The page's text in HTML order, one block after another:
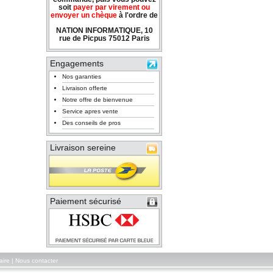
soit payer par virement ou
envoyer un chèque à l'ordre de
NATION INFORMATIQUE, 10
rue de Picpus 75012 Paris
Engagements
Nos garanties
Livraison offerte
Notre offre de bienvenue
Service apres vente
Des conseils de pros
Livraison sereine
Paiement sécurisé
Nous contacter